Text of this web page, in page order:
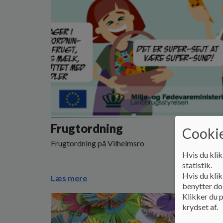
Frugtordning
Frugtordning på Vilhelmsro
Læs mere
Hvis du
statistik.
Hvis du
benytter
Klikker du
krydset af.